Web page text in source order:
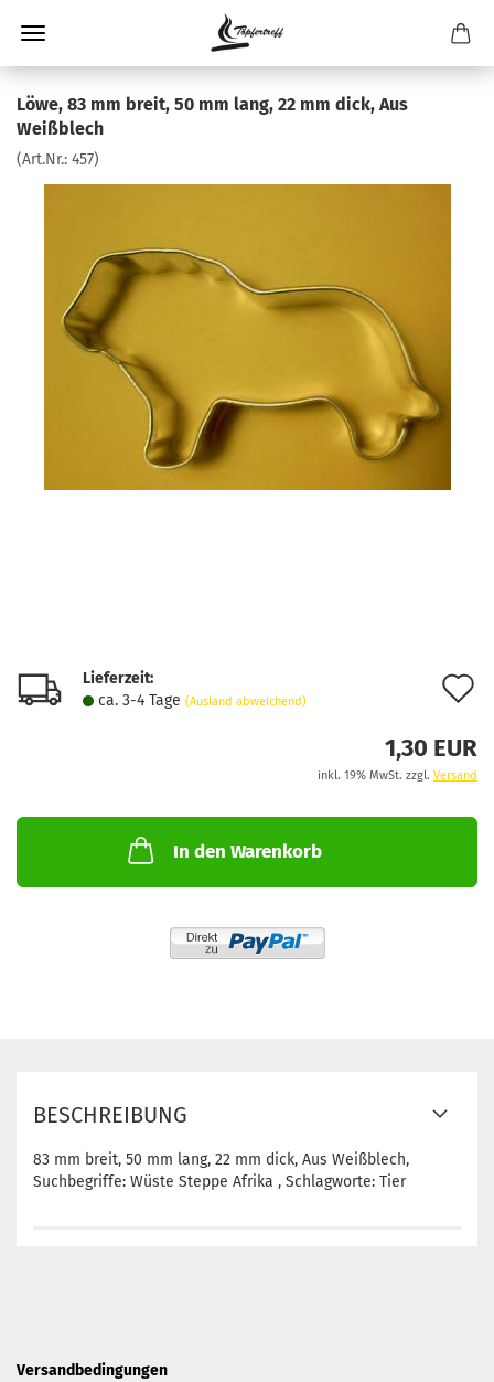
Löwe, 83 mm breit, 50 mm lang, 22 mm dick, Aus
Weißblech
(Art.Nr.: 457)
Lieferzeit:
ca. 3-4 Tage (Ausland abweichend)
1,30 EUR
inkl. 19% MwSt. zzgl. Versand
In den Warenkorb
BESCHREIBUNG
83 mm breit, 50 mm lang, 22 mm dick, Aus Weißblech,
Suchbegriffe: Wüste Steppe Afrika , Schlagworte: Tier
Versandbedingungen